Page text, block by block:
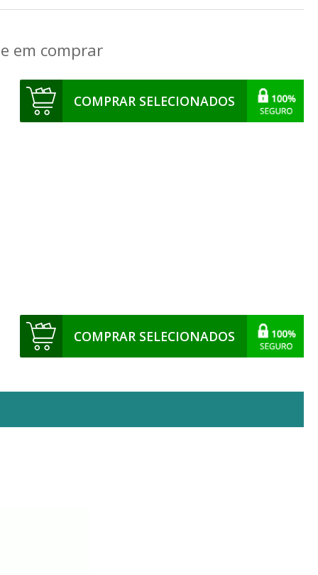
em comprar
COMPRAR SELECIONADOS
COMPRAR SELECIONADOS